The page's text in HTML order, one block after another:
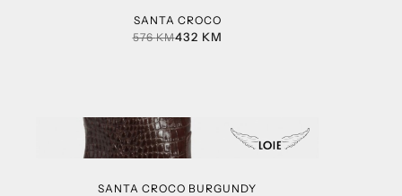
SANTA CROCO
576KM432 KM
SANTA CROCO BURGUNDY